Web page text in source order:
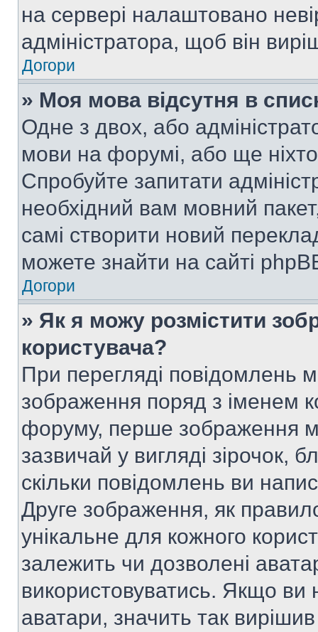
на сервері налаштовано
адміністратора, щоб він
Догори
» Моя мова відсутня в
Одне з двох, або
мови на форумі, або ще
Спробуйте запитати
необхідний вам мовний
самі створити новий
можете знайти на сайті
Догори
» Як я можу розмістити
користувача?
При перегляді повідомлень
зображення поряд з іменем
форуму, перше зображення
зазвичай у вигляді зірочок,
скільки повідомлень ви
Друге зображення, як
унікальне для кожного
залежить чи дозволені
використовуватись. Якщо ви
аватари, значить так